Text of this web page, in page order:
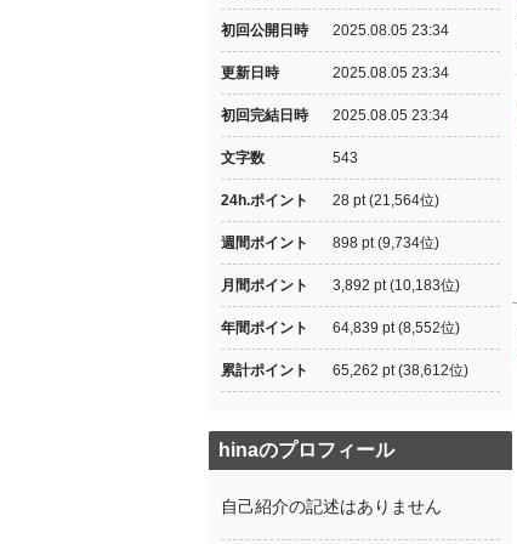
初回公開日時 2025.08.05 23:34
更新日時 2025.08.05 23:34
初回完結日時 2025.08.05 23:34
文字数 543
24h.ポイント 28 pt (21,564位)
週間ポイント 898 pt (9,734位)
月間ポイント 3,892 pt (10,183位)
年間ポイント 64,839 pt (8,552位)
累計ポイント 65,262 pt (38,612位)
hinaのプロフィール
自己紹介の記述はありません